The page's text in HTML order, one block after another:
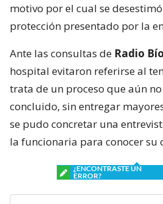
motivo por el cual se
protección presentado por la
Ante las consultas de Radio
hospital evitaron referirse al
trata de un proceso que aún
concluido, sin entregar
se pudo concretar una
la funcionaria para conocer su
¿ENCONTRASTE UN
ERROR?